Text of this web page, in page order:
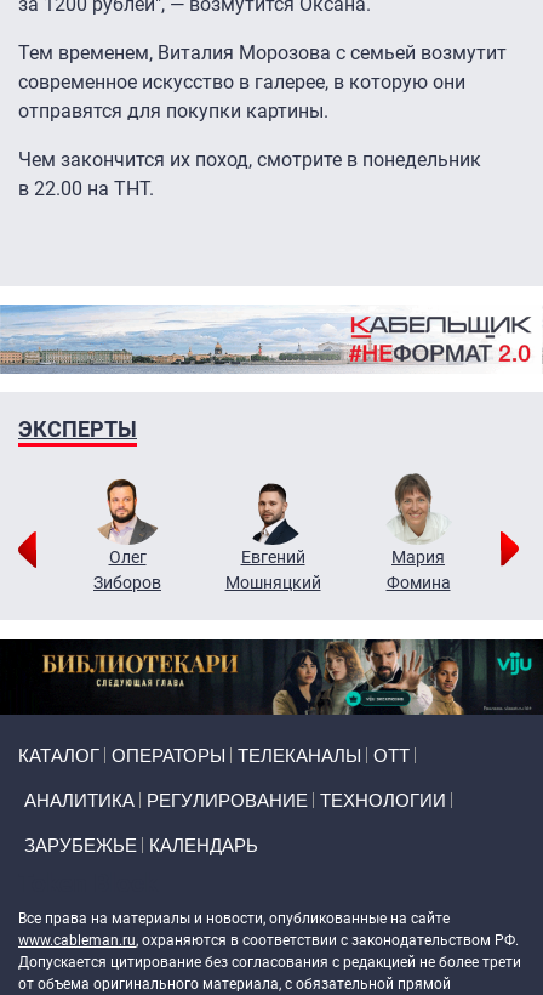
Тем временем, Виталия Морозова с семьей возмутит
современное искусство в галерее, в которую они
отправятся для покупки картины.
Чем закончится их поход, смотрите в понедельник
в 22.00 на ТНТ.
ЭКСПЕРТЫ
Олег
Зиборов
Евгений
Мошняцкий
Мария
Фомина
КАТАЛОГ ОПЕРАТОРЫ ТЕЛЕКАНАЛЫ ОТТ
АНАЛИТИКА РЕГУЛИРОВАНИЕ ТЕХНОЛОГИИ
ЗАРУБЕЖЬЕ КАЛЕНДАРЬ
Все права на материалы и новости, опубликованные на сайте
www.cableman.ru, охраняются в соответствии с законодательством РФ.
Допускается цитирование без согласования с редакцией не более трети
от объема оригинального материала, с обязательной прямой